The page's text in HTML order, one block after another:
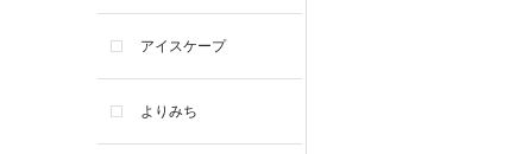
アイスケープ
よりみち